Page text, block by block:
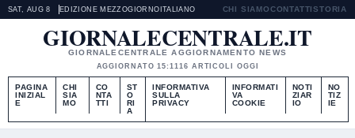
SAT, AUG 8 EDIZIONE MEZZOGIORNO ITALIANO CHI SIAMOCONTATTISTORIA
GIORNALECENTRALE.IT
GIORNALECENTRALE AGGIORNAMENTO NEWS
AGGIORNATO 15:1116 ARTICOLI OGGI
PAGINA
INIZIAL
E
CHI
SIA
MO
CO
NTA
TTI
ST
O
RI
A
INFORMATIVA
SULLA
PRIVACY
INFORMATI
VA
COOKIE
NOTI
ZIAR
IO
NO
TIZ
IE